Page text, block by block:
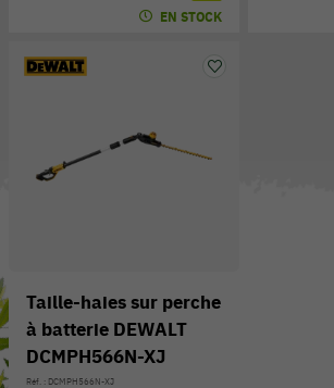
EN STOCK
Taille-haies sur perche
à batterie DEWALT
DCMPH566N-XJ
Réf. : DCMPH566N-XJ